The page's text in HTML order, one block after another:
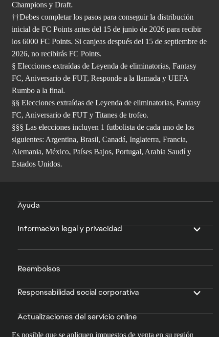
Champions y Draft.
††Debes completar los pasos para conseguir la distribución
inicial de FC Points antes del 15 de junio de 2026 para recibir
los 6000 FC Points. Si canjeas después del 15 de septiembre de
2026, no recibirás FC Points.
§ Elecciones extraídas de Leyenda de eliminatorias, Fantasy
FC, Aniversario de FUT, Responde a la llamada y UEFA
Rumbo a la final.
§§ Elecciones extraídas de Leyenda de eliminatorias, Fantasy
FC, Aniversario de FUT y Titanes de trofeo.
§§§ Las elecciones incluyen 1 futbolista de cada uno de los
siguientes: Argentina, Brasil, Canadá, Inglaterra, Francia,
Alemania, México, Países Bajos, Portugal, Arabia Saudí y
Estados Unidos.
Ayuda
Información legal y privacidad
Reembolsos
Responsabilidad social corporativa
Actualizaciones del servicio online
Es posible que se apliquen impuestos de venta en su región